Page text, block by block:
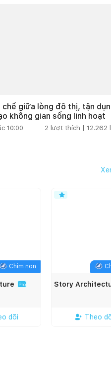
chế giữa lòng đô thị, tận
không gian sống linh hoạt
10:00 2 lượt thích | 12.262
Chim non
Pro
dõi
Story
Theo